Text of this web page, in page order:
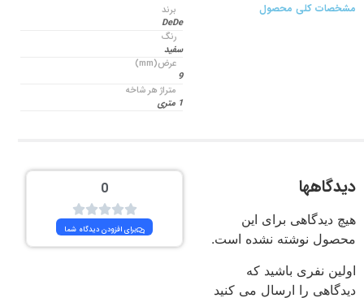
مشخصات کلی محصول
برند
DeDe
رنگ
سفید
عرض(mm)
9
متراژ هر شاخه
1 متری
دیدگاهها
هیچ دیدگاهی برای این
محصول نوشته نشده است.
اولین نفری باشید که
دیدگاهی را ارسال می کنید
0
برای افزودن دیدگاه شما